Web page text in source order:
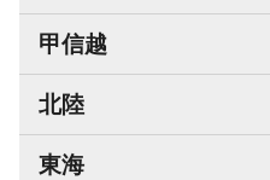
甲信越
北陸
東海